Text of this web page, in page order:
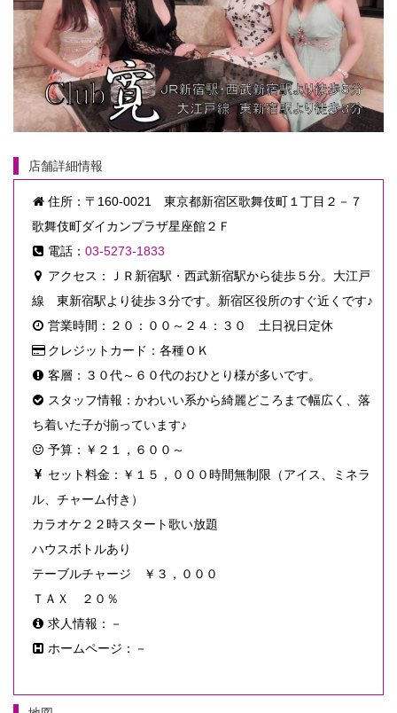
店舗詳細情報
住所：〒160-0021 東京都新宿区歌舞伎町１丁目２－７
歌舞伎町ダイカンプラザ星座館２Ｆ
電話： 03-5273-1833
アクセス：ＪＲ新宿駅・西武新宿駅から徒歩５分。大江戸
線 東新宿駅より徒歩３分です。新宿区役所のすぐ近くです♪
営業時間：２０：００～２４：３０ 土日祝日定休
クレジットカード：各種ＯＫ
客層：３０代～６０代のおひとり様が多いです。
スタッフ情報：かわいい系から綺麗どころまで幅広く、落
ち着いた子が揃っています♪
予算：￥２１，６００～
セット料金：￥１５，０００時間無制限（アイス、ミネラ
ル、チャーム付き）
カラオケ２２時スタート歌い放題
ハウスボトルあり
テーブルチャージ ￥３，０００
ＴＡＸ ２０％
求人情報：－
ホームページ：－